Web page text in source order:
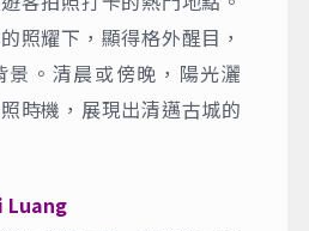
只保留了內城四角的磚牆
仍清楚地將古城區的範圍
流不息，進入古城區狹窄
個寧靜的世界，你會看到
的花園，還有親切的微